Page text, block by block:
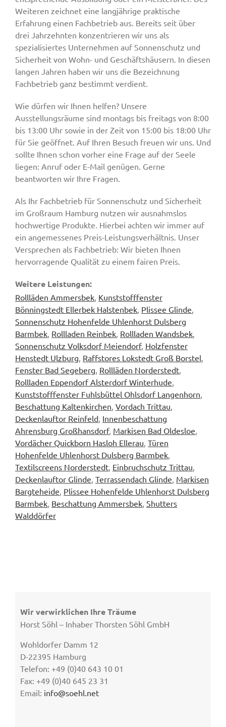
Weiteren zeichnet eine langjährige praktische
Erfahrung einen Fachbetrieb aus. Bereits seit über
drei Jahrzehnten konzentrieren wir uns als
spezialisiertes Unternehmen auf Sonnenschutz und
Sicherheit von Wohn- und Geschäftshäusern. In diesen
langen Jahren haben wir uns die Bezeichnung
Fachbetrieb ganz bestimmt verdient.
Wie dürfen wir Ihnen helfen? Unsere
Ausstellungsräume sind montags bis freitags von 8:00
bis 13:00 Uhr sowie in der Zeit von 15:00 bis 18:00 Uhr
für Sie geöffnet. Auf Ihren Besuch freuen wir uns. Und
sollte Ihnen schon vorher eine Frage auf der Seele
liegen: Anruf oder E-Mail genügen. Gerne
beantworten wir Ihre Fragen.
Als Ihr Fachbetrieb für Sonnenschutz und Sicherheit
im Großraum Hamburg nutzen wir ausnahmslos
hochwertige Produkte. Hierbei achten wir immer auf
ein angemessenes Preis-Leistungsverhältnis. Unser
Versprechen als Fachbetrieb: Wir bieten Ihnen
hervorragende Qualität zu einem fairen Preis.
Weitere Leistungen:
Rollläden Ammersbek, Kunststofffenster
Bönningstedt Ellerbek Halstenbek, Plissee Glinde,
Sonnenschutz Hohenfelde Uhlenhorst Dulsberg
Barmbek, Rollladen Reinbek, Rollladen Wandsbek,
Sonnenschutz Volksdorf Meiendorf, Holzfenster
Henstedt Ulzburg, Raffstores Lokstedt Groß Borstel,
Fenster Bad Segeberg, Rollläden Norderstedt,
Rollladen Eppendorf Alsterdorf Winterhude,
Kunststofffenster Fuhlsbüttel Ohlsdorf Langenhorn,
Beschattung Kaltenkirchen, Vordach Trittau,
Deckenlauftor Reinfeld, Innenbeschattung
Ahrensburg Großhansdorf, Markisen Bad Oldesloe,
Vordächer Quickborn Hasloh Ellerau, Türen
Hohenfelde Uhlenhorst Dulsberg Barmbek,
Textilscreens Norderstedt, Einbruchschutz Trittau,
Deckenlauftor Glinde, Terrassendach Glinde, Markisen
Bargteheide, Plissee Hohenfelde Uhlenhorst Dulsberg
Barmbek, Beschattung Ammersbek, Shutters
Walddörfer
Wir verwirklichen Ihre Träume
Horst Söhl – Inhaber Thorsten Söhl GmbH
Wohldorfer Damm 12
D-22395 Hamburg
Telefon: +49 (0)40 643 10 01
Fax: +49 (0)40 645 23 31
Email: info@soehl.net